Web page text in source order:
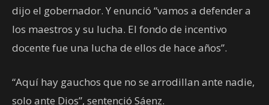
dijo el gobernador. Y enunció “vamos a defender a
los maestros y su lucha. El fondo de incentivo
docente fue una lucha de ellos de hace años”.
“Aquí hay gauchos que no se arrodillan ante nadie,
solo ante Dios”, sentenció Sáenz.